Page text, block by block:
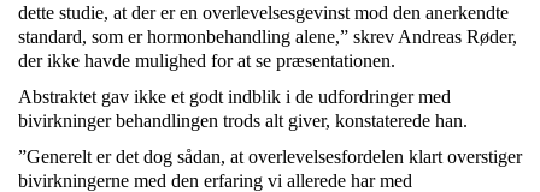
dette studie, at der er en overlevelsesgevinst mod den anerkendte
standard, som er hormonbehandling alene,” skrev Andreas Røder,
der ikke havde mulighed for at se præsentationen.
Abstraktet gav ikke et godt indblik i de udfordringer med
bivirkninger behandlingen trods alt giver, konstaterede han.
”Generelt er det dog sådan, at overlevelsesfordelen klart overstiger
bivirkningerne med den erfaring vi allerede har med